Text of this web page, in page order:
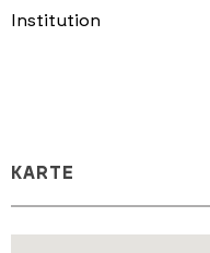
Institution
KARTE